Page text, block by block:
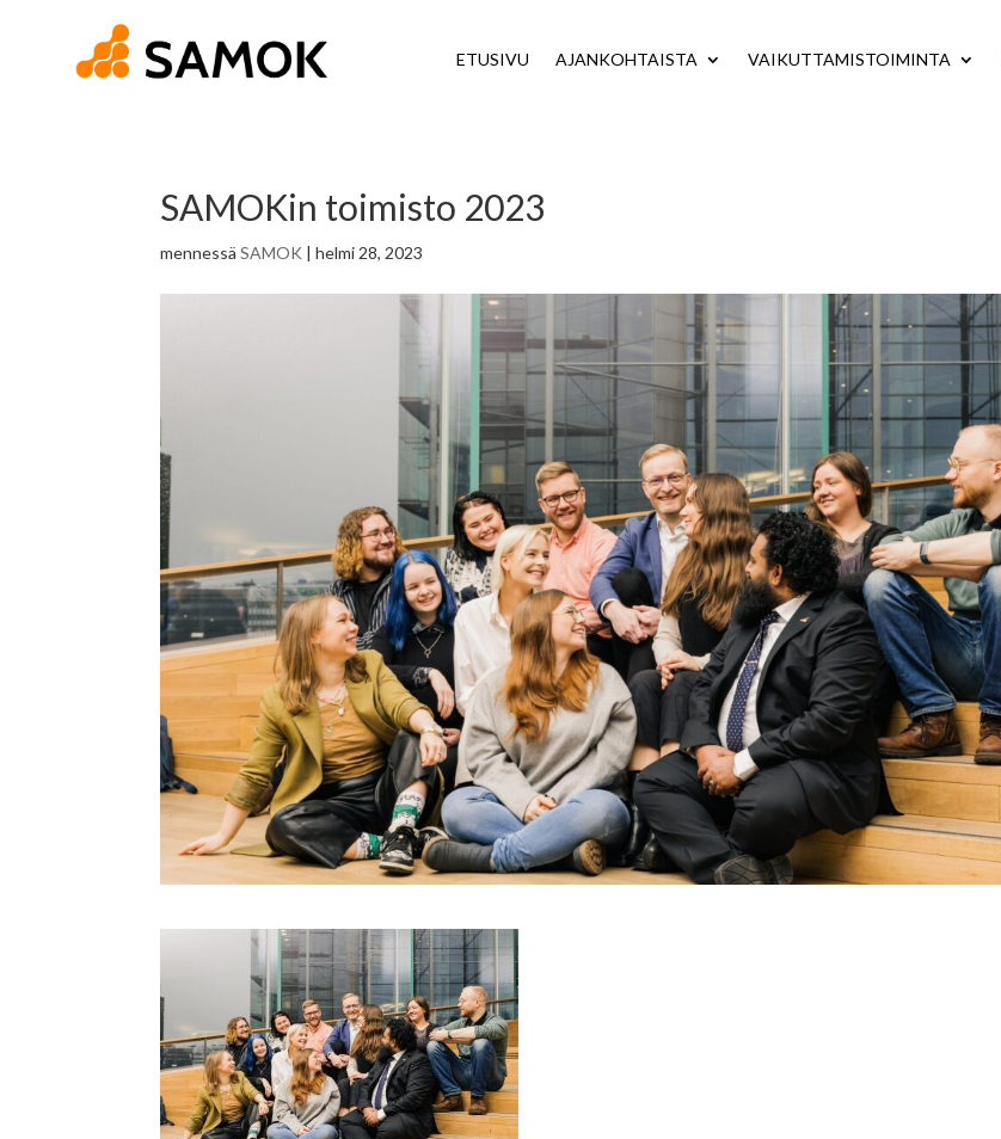
ETUSIVU AJANKOHTAISTA VAIKUTTAMISTOIMINTA
SAMOKin toimisto 2023
mennessäSAMOK |helmi 28, 2023